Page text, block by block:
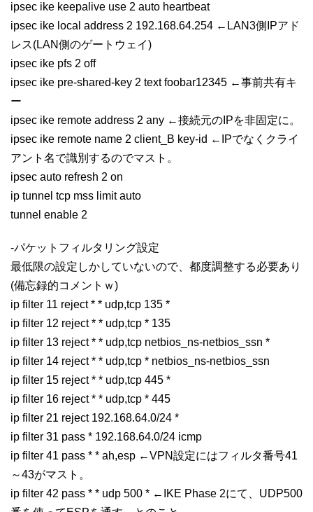
ipsec ike keepalive use 2 auto heartbeat
ipsec ike local address 2 192.168.64.254 ←LAN3側IPアド
レス(LAN側のゲートウェイ)
ipsec ike pfs 2 off
ipsec ike pre-shared-key 2 text foobar12345 ←事前共有キ
ー
ipsec ike remote address 2 any ←接続元のIPを非固定に。
ipsec ike remote name 2 client_B key-id ←IPでなくクライ
アント名で識別するのでマスト。
ipsec auto refresh 2 on
ip tunnel tcp mss limit auto
tunnel enable 2
-パケットフィルタリング設定
最低限の設定しかしていないので、都度調整する必要あり
(備忘録的コメントｗ)
ip filter 11 reject * * udp,tcp 135 *
ip filter 12 reject * * udp,tcp * 135
ip filter 13 reject * * udp,tcp netbios_ns-netbios_ssn *
ip filter 14 reject * * udp,tcp * netbios_ns-netbios_ssn
ip filter 15 reject * * udp,tcp 445 *
ip filter 16 reject * * udp,tcp * 445
ip filter 21 reject 192.168.64.0/24 *
ip filter 31 pass * 192.168.64.0/24 icmp
ip filter 41 pass * * ah,esp ←VPN設定にはフィルタ番号41
～43がマスト。
ip filter 42 pass * * udp 500 * ←IKE Phase 2にて、UDP500